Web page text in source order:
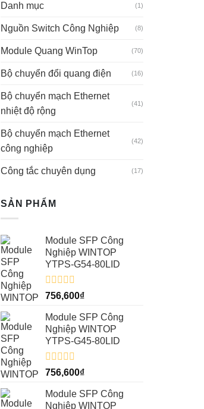
Danh mục (1)
Nguồn Switch Công Nghiệp (8)
Module Quang WinTop (70)
Bộ chuyển đổi quang điện (16)
Bộ chuyển mạch Ethernet
nhiệt độ rộng
(41)
Bộ chuyển mạch Ethernet
công nghiệp
(42)
Công tắc chuyên dụng (17)
SẢN PHẨM
Module SFP Công
Nghiệp WINTOP
YTPS-G54-80LID
Được
hạng
0
5
sao
756,600₫
Module SFP Công
Nghiệp WINTOP
YTPS-G45-80LID
Được
hạng
0
756,600₫
Module SFP Công
Nghiệp WINTOP